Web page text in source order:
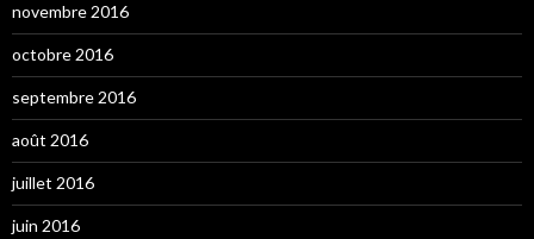
novembre 2016
octobre 2016
septembre 2016
août 2016
juillet 2016
juin 2016